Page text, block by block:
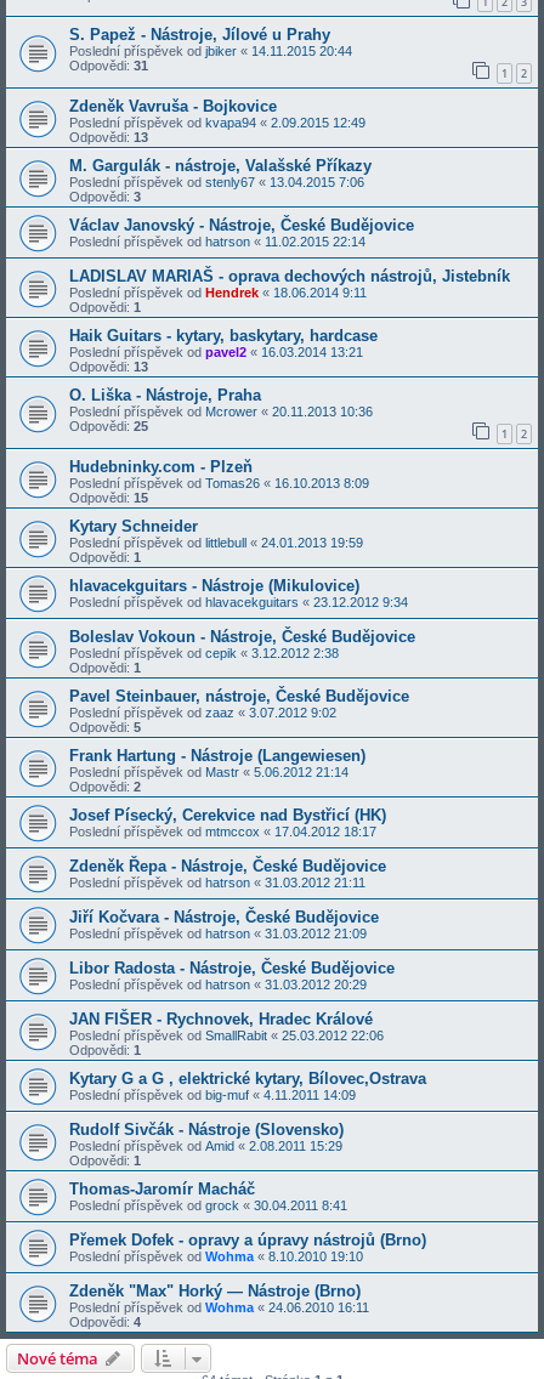
S. Papež - Nástroje, Jílové u Prahy
Poslední příspěvek od jbiker « 14.11.2015 20:44
Odpovědi: 31 1 2
Zdeněk Vavruša - Bojkovice
Poslední příspěvek od kvapa94 « 2.09.2015 12:49
Odpovědi: 13
M. Gargulák - nástroje, Valašské Příkazy
Poslední příspěvek od stenly67 « 13.04.2015 7:06
Odpovědi: 3
Václav Janovský - Nástroje, České Budějovice
Poslední příspěvek od hatrson « 11.02.2015 22:14
LADISLAV MARIAŠ - oprava dechových nástrojů, Jistebník
Poslední příspěvek od Hendrek « 18.06.2014 9:11
Odpovědi: 1
Haik Guitars - kytary, baskytary, hardcase
Poslední příspěvek od pavel2 « 16.03.2014 13:21
Odpovědi: 13
O. Liška - Nástroje, Praha
Poslední příspěvek od Mcrower « 20.11.2013 10:36
Odpovědi: 25 1 2
Hudebninky.com - Plzeň
Poslední příspěvek od Tomas26 « 16.10.2013 8:09
Odpovědi: 15
Kytary Schneider
Poslední příspěvek od littlebull « 24.01.2013 19:59
Odpovědi: 1
hlavacekguitars - Nástroje (Mikulovice)
Poslední příspěvek od hlavacekguitars « 23.12.2012 9:34
Boleslav Vokoun - Nástroje, České Budějovice
Poslední příspěvek od cepik « 3.12.2012 2:38
Odpovědi: 1
Pavel Steinbauer, nástroje, České Budějovice
Poslední příspěvek od zaaz « 3.07.2012 9:02
Odpovědi: 5
Frank Hartung - Nástroje (Langewiesen)
Poslední příspěvek od Mastr « 5.06.2012 21:14
Odpovědi: 2
Josef Písecký, Cerekvice nad Bystřicí (HK)
Poslední příspěvek od mtmccox « 17.04.2012 18:17
Zdeněk Řepa - Nástroje, České Budějovice
Poslední příspěvek od hatrson « 31.03.2012 21:11
Jiří Kočvara - Nástroje, České Budějovice
Poslední příspěvek od hatrson « 31.03.2012 21:09
Libor Radosta - Nástroje, České Budějovice
Poslední příspěvek od hatrson « 31.03.2012 20:29
JAN FIŠER - Rychnovek, Hradec Králové
Poslední příspěvek od SmallRabit « 25.03.2012 22:06
Odpovědi: 1
Kytary G a G , elektrické kytary, Bílovec,Ostrava
Poslední příspěvek od big-muf « 4.11.2011 14:09
Rudolf Sivčák - Nástroje (Slovensko)
Poslední příspěvek od Amid « 2.08.2011 15:29
Odpovědi: 1
Thomas-Jaromír Macháč
Poslední příspěvek od grock « 30.04.2011 8:41
Přemek Dofek - opravy a úpravy nástrojů (Brno)
Poslední příspěvek od Wohma « 8.10.2010 19:10
Zdeněk "Max" Horký — Nástroje (Brno)
Poslední příspěvek od Wohma « 24.06.2010 16:11
Odpovědi: 4
Nové téma